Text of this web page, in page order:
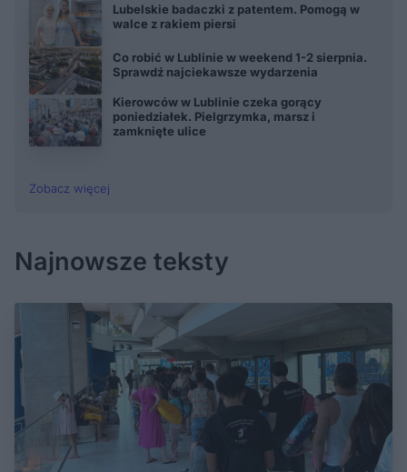
Lubelskie badaczki z patentem. Pomogą w
walce z rakiem piersi
Co robić w Lublinie w weekend 1-2 sierpnia.
Sprawdź najciekawsze wydarzenia
Kierowców w Lublinie czeka gorący
poniedziałek. Pielgrzymka, marsz i
zamknięte ulice
Zobacz więcej
Najnowsze teksty